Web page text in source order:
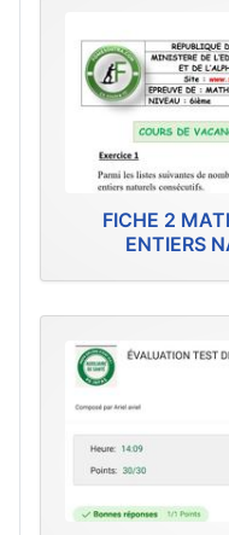
FICHE 2
ENTIERS